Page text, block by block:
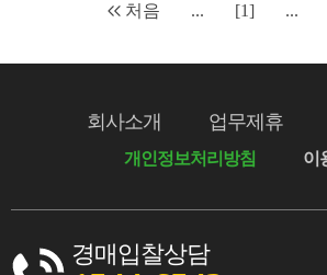
처음 ... [1] ...
회사소개 업무제휴
개인정보처리방침 이
경매입찰상담